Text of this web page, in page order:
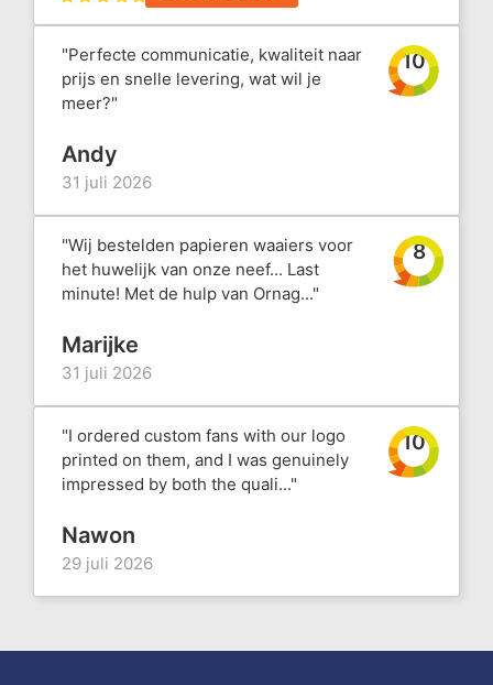
"Perfecte communicatie, kwaliteit naar
prijs en snelle levering, wat wil je
meer?"
10
Andy
31 juli 2026
"Wij bestelden papieren waaiers voor
het huwelijk van onze neef... Last
minute! Met de hulp van Ornag..."
8
Marijke
31 juli 2026
"I ordered custom fans with our logo
printed on them, and I was genuinely
impressed by both the quali..."
10
Nawon
29 juli 2026